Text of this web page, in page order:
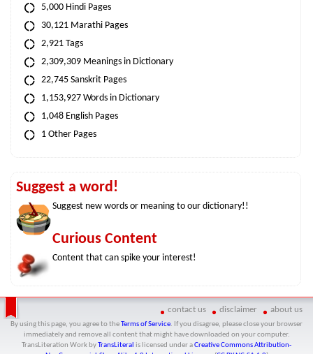
5,000 Hindi Pages
30,121 Marathi Pages
2,921 Tags
2,309,309 Meanings in Dictionary
22,745 Sanskrit Pages
1,153,927 Words in Dictionary
1,048 English Pages
1 Other Pages
Suggest a word!
Suggest new words or meaning to our dictionary!!
Curious Content
Content that can spike your interest!
contact us disclaimer about us
By using this page, you agree to the Terms of Service. If you disagree, please close your browser
immediately and remove all content that might have downloaded on your computer.
TransLiteration Workby TransLiteral is licensed under aCreative Commons Attribution-